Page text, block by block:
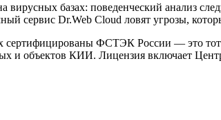
вирусных базах: поведенческий анализ
сервис Dr.Web Cloud ловят угрозы,
сертифицированы ФСТЭК России — это тот
и объектов КИИ. Лицензия включает